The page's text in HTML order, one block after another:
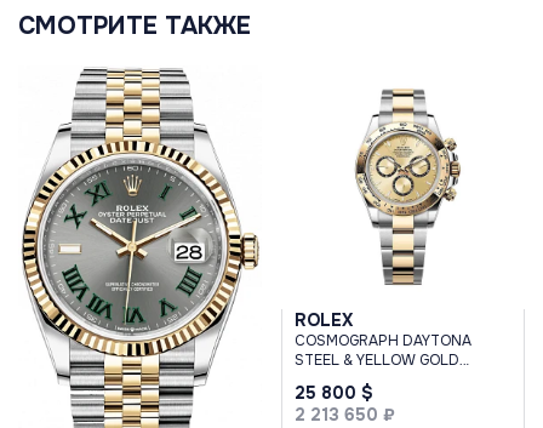
СМОТРИТЕ ТАКЖЕ
ROLEX
COSMOGRAPH DAYTONA
STEEL & YELLOW GOLD
CHAMPAGNE DIAL
25 800 $
2 213 650 ₽